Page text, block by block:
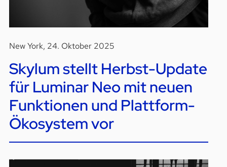
New York, 24. Oktober 2025
Skylum stellt Herbst-Update
für Luminar Neo mit neuen
Funktionen und Plattform-
Ökosystem vor